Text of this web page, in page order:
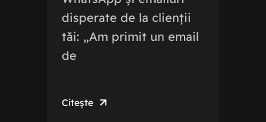
disperate de la clienții
tăi: „Am primit un email
de
Citește